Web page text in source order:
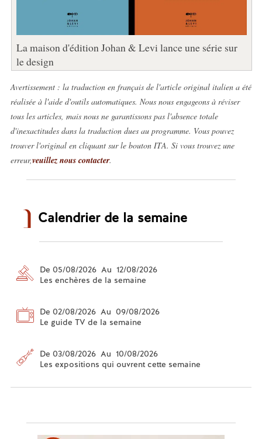
La maison d'édition Johan & Levi lance une série sur
le design
Avertissement : la traduction en français de l'article original italien a été
réalisée à l'aide d'outils automatiques. Nous nous engageons à réviser
tous les articles, mais nous ne garantissons pas l'absence totale
d'inexactitudes dans la traduction dues au programme. Vous pouvez
trouver l'original en cliquant sur le bouton ITA. Si vous trouvez une
erreur,veuillez nous contacter.
Calendrier de la semaine
De 05/08/2026 Au 12/08/2026
Les enchères de la semaine
De 02/08/2026 Au 09/08/2026
Le guide TV de la semaine
De 03/08/2026 Au 10/08/2026
Les expositions qui ouvrent cette semaine